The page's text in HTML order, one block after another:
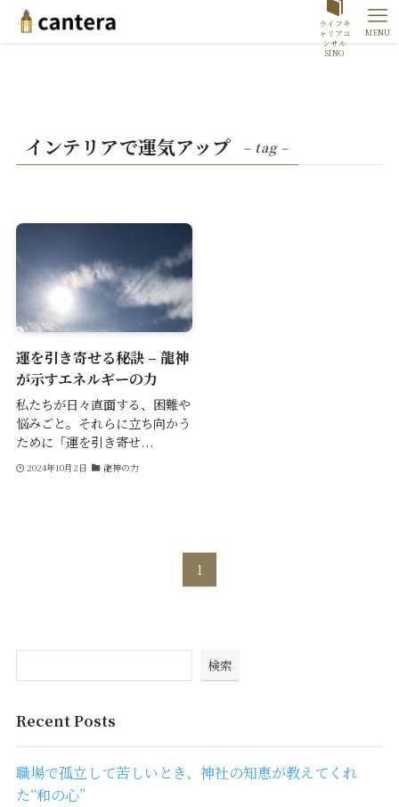
ライフキ
ャリアコ
ンサル
SINO
MENU
インテリアで運気アップ – tag –
運を引き寄せる秘訣 – 龍神
が示すエネルギーの力
私たちが日々直面する、困難や
悩みごと。それらに立ち向かう
ために「運を引き寄せ...
2024年10月2日 龍神の力
1
検索
Recent Posts
職場で孤立して苦しいとき、神社の知恵が教えてくれ
た“和の心”